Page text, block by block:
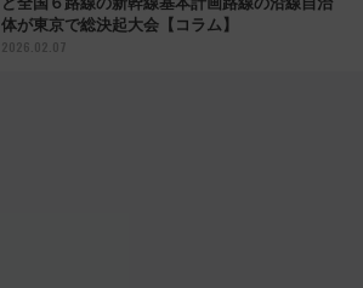
体が東京で総決起大会【コラム】
2026.02.07